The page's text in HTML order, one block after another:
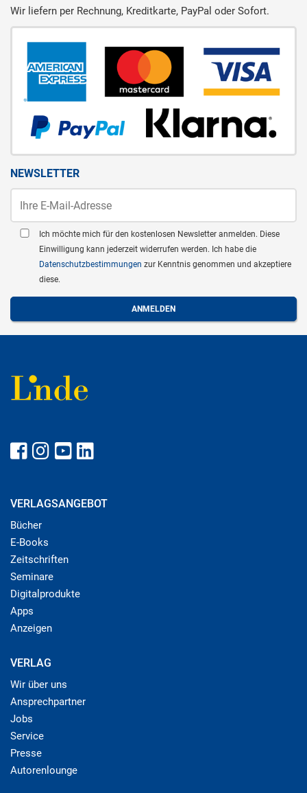
Wir liefern per Rechnung, Kreditkarte, PayPal oder Sofort.
NEWSLETTER
Ich möchte mich für den kostenlosen Newsletter anmelden. Diese
Einwilligung kann jederzeit widerrufen werden. Ich habe die
Datenschutzbestimmungen zur Kenntnis genommen und akzeptiere
diese.
VERLAGSANGEBOT
Bücher
E-Books
Zeitschriften
Seminare
Digitalprodukte
Apps
Anzeigen
VERLAG
Wir über uns
Ansprechpartner
Jobs
Service
Presse
Autorenlounge